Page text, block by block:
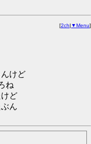
[2ch| ▼Menu]
けど
ね
ど
ん